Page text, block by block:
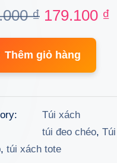
₫ Original
price
was:
199.000 ₫.
179.100 ₫
Thêm giỏ hàng
Túi xách
túi đeo chéo,
, túi xách tote